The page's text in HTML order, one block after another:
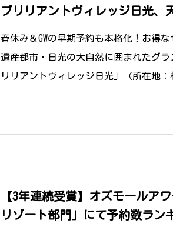
ブリリアントヴィレッジ日光、
春休み＆GWの早期予約も本格化！お得
遺産都市・日光の大自然に囲まれたグ
リリアントヴィレッジ日光」（所在地
【3年連続受賞】オズモールア
リゾート部門」にて予約数ラン